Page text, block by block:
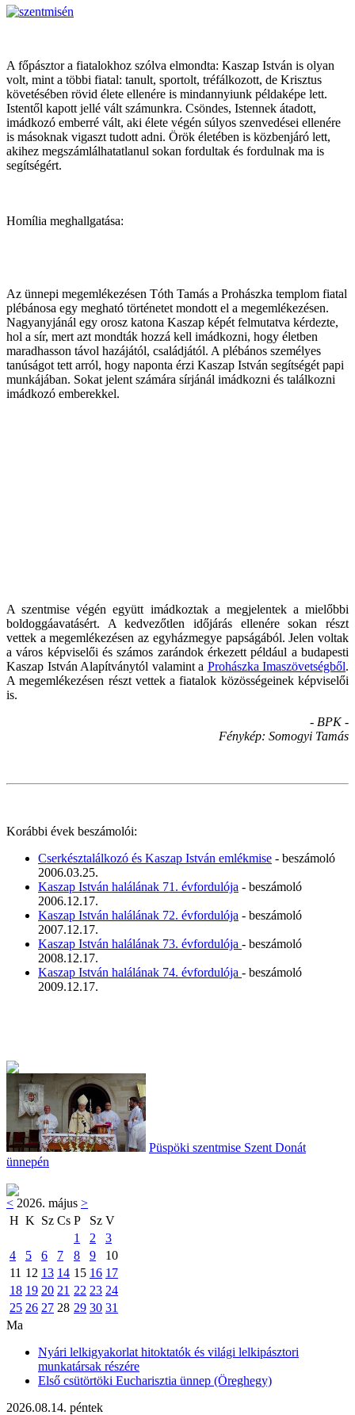
A főpásztor a fiatalokhoz szólva elmondta: Kaszap István is olyan
volt, mint a többi fiatal: tanult, sportolt, tréfálkozott, de Krisztus
követésében rövid élete ellenére is mindannyiunk példaképe lett.
Istentől kapott jellé vált számunkra. Csöndes, Istennek átadott,
imádkozó emberré vált, aki élete végén súlyos szenvedései ellenére
is másoknak vigaszt tudott adni. Örök életében is közbenjáró lett,
akihez megszámlálhatatlanul sokan fordultak és fordulnak ma is
segítségért.
Homília meghallgatása:
Az ünnepi megemlékezésen Tóth Tamás a Prohászka templom fiatal
plébánosa egy megható történetet mondott el a megemlékezésen.
Nagyanyjánál egy orosz katona Kaszap képét felmutatva kérdezte,
hol a sír, mert azt mondták hozzá kell imádkozni, hogy életben
maradhasson távol hazájától, családjától. A plébános személyes
tanúságot tett arról, hogy naponta érzi Kaszap István segítségét papi
munkájában. Sokat jelent számára sírjánál imádkozni és találkozni
imádkozó emberekkel.
A szentmise végén együtt imádkoztak a megjelentek a mielőbbi
boldoggáavatásért. A kedvezőtlen időjárás ellenére sokan részt
vettek a megemlékezésen az egyházmegye papságából. Jelen voltak
a város képviselői és számos zarándok érkezett például a budapesti
Kaszap István Alapítványtól valamint a Prohászka Imaszövetségből.
A megemlékezésen részt vettek a fiatalok közösségeinek képviselői
is.
- BPK -
Fénykép: Somogyi Tamás
Korábbi évek beszámolói:
Cserkésztalálkozó és Kaszap István emlékmise - beszámoló
2006.03.25.
Kaszap István halálának 71. évfordulója - beszámoló
2006.12.17.
Kaszap István halálának 72. évfordulója - beszámoló
2007.12.17.
Kaszap István halálának 73. évfordulója - beszámoló
2008.12.17.
Kaszap István halálának 74. évfordulója - beszámoló
2009.12.17.
Püspöki szentmise Szent Donát
ünnepén
< 2026. május >
H K Sz Cs P Sz V
1
2
3
4
5 6 7 8 9
10
11 12 13 14 15 16 17
18 19 20 21 22 23 24
25 26 27 28 29 30 31
Ma
Nyári lelkigyakorlat hitoktatók és világi lelkipásztori
munkatársak részére
Első csütörtöki Eucharisztia ünnep (Öreghegy)
2026.08.14. péntek